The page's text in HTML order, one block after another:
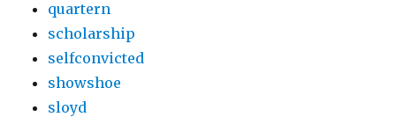
quartern
scholarship
selfconvicted
showshoe
sloyd